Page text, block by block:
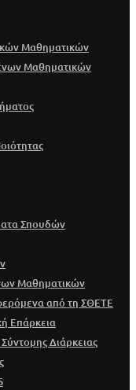
Μαθηματικών
Μαθηματικών
Σπουδών
Μαθηματικών
από τη ΣΘΕΤΕ
Επάρκεια
Διάρκειας